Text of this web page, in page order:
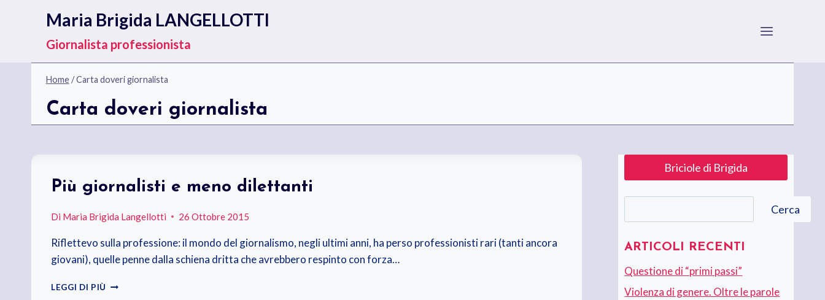
contenuto
Maria Brigida LANGELLOTTI
Giornalista professionista
Home/Carta doveri giornalista
Carta doveri giornalista
Più giornalisti e meno dilettanti
Di Maria Brigida Langellotti 26 Ottobre 2015
Riflettevo sulla professione: il mondo del giornalismo, negli ultimi anni, ha perso professionisti rari (tanti ancora
giovani), quelle penne dalla schiena dritta che avrebbero respinto con forza…
LEGGI DI PIÙ PIÙ
Briciole di Brigida
Cerca
ARTICOLI RECENTI
Questione di “primi passi”
Violenza di genere. Oltre le parole